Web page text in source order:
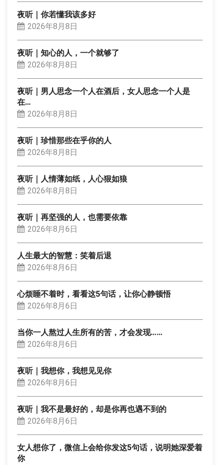
夜听｜你若懂我该多好
2026年8月8日
夜听｜知心的人，一个就够了
2026年8月8日
夜听｜男人思念一个人在酒后，女人思念一个人是
在…
2026年8月8日
夜听｜珍惜那些在乎你的人
2026年8月8日
夜听｜人情薄如纸，人心狠如狼
2026年8月8日
夜听｜再坚强的人，也需要依靠
2026年8月6日
人生最大的智慧：笑着后退
2026年8月6日
心烦睡不着时，看看这5句话，让你心静顿悟
2026年8月6日
当你一人熬过人生所有的苦，才会发现……
2026年8月6日
夜听｜我想你，我想见见你
2026年8月6日
夜听｜我不是最好的，却是你再也遇不到的
2026年8月6日
女人想你了，微信上会给你发这5句话，说明她深爱着
你